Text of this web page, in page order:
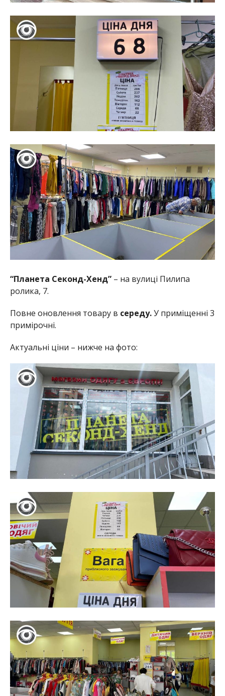
“Планета Секонд-Хенд”– на вулиці Пилипа
ролика, 7.
Повне оновлення товару в середу.У приміщенні 3
примірочні.
Актуальні ціни – нижче на фото: